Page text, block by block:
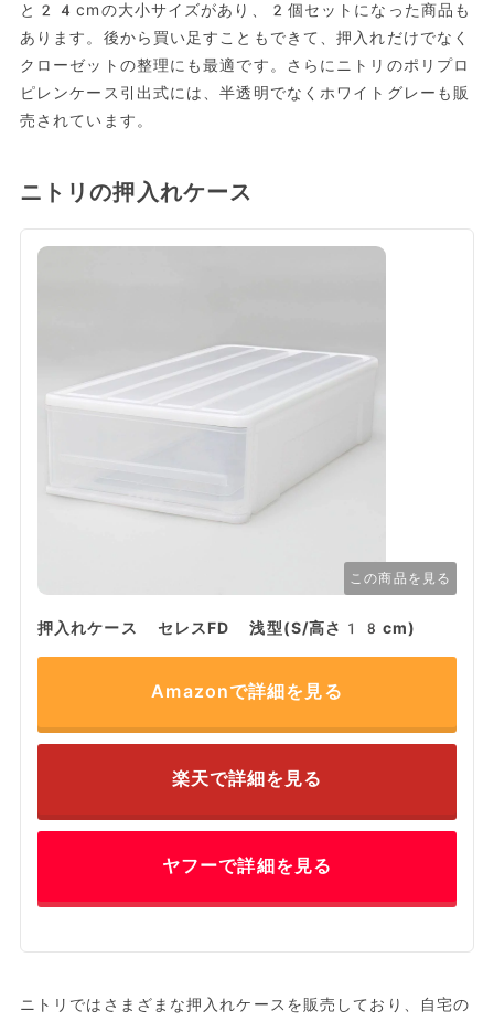
と24cmの大小サイズがあり、2個セットになった商品も
あります。後から買い足すこともできて、押入れだけでなく
クローゼットの整理にも最適です。さらにニトリのポリプロ
ピレンケース引出式には、半透明でなくホワイトグレーも販
売されています。
ニトリの押入れケース
この商品を見る
押入れケース セレスFD 浅型(S/高さ18cm)
Amazonで詳細を見る
楽天で詳細を見る
ヤフーで詳細を見る
ニトリではさまざまな押入れケースを販売しており、自宅の